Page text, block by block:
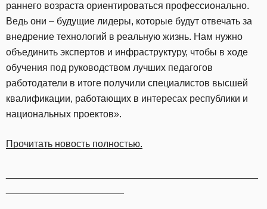
раннего возраста ориентироваться профессионально.
Ведь они – будущие лидеры, которые будут отвечать за
внедрение технологий в реальную жизнь. Нам нужно
объединить экспертов и инфраструктуру, чтобы в ходе
обучения под руководством лучших педагогов
работодатели в итоге получили специалистов высшей
квалификации, работающих в интересах республики и
национальных проектов».
Прочитать новость полностью.